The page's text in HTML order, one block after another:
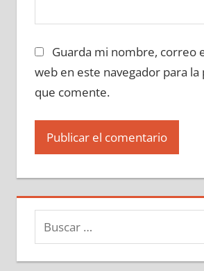
Guarda mi nombre, correo
web en este navegador para la
que comente.